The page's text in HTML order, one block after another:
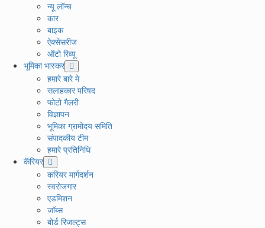
न्यू लॉन्च
कार
बाइक
ऐक्सेसरीज
ऑटो रिव्यू
भूमिका भास्कर
हमारे बारे मे
सलाहकार परिषद
फोटो गैलरी
विज्ञापन
भूमिका ग्रामोदय समिति
संपादकीय टीम
हमारे प्रतिनिधि
कॅरियर
करियर मार्गदर्शन
स्वरोजगार
एडमिशन
जॉब्स
बोर्ड रिजल्ट्स